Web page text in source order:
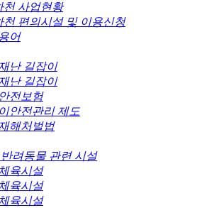
천 사업현황
천 편의시설 및 이용신청
어
난 길잡이
난 길잡이
전보험
안전관리 제도
해처벌법
려동물 관련 시설
육시설
육시설
육시설